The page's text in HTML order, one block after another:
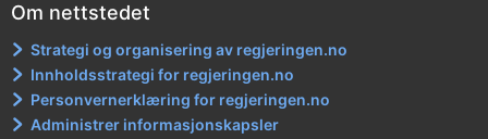
Om nettstedet
Strategi og organisering av regjeringen.no
Innholdsstrategi for regjeringen.no
Personvernerklæring for regjeringen.no
Administrer informasjonskapsler